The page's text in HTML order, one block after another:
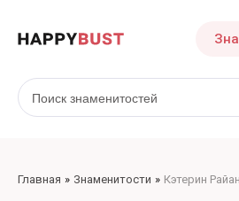
Главная Знаменитости Кэтерин Райан